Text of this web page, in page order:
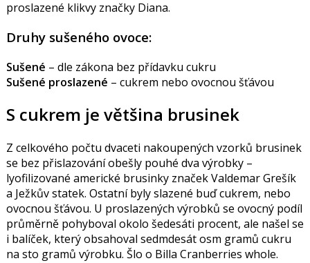
proslazené klikvy značky Diana.
Druhy sušeného ovoce:
Sušené – dle zákona bez přídavku cukru
Sušené proslazené – cukrem nebo ovocnou šťávou
S cukrem je většina brusinek
Z celkového počtu dvaceti nakoupených vzorků brusinek
se bez přislazování obešly pouhé dva výrobky –
lyofilizované americké brusinky značek Valdemar Grešík
a Ježkův statek. Ostatní byly slazené buď cukrem, nebo
ovocnou šťávou. U proslazených výrobků se ovocný podíl
průměrně pohyboval okolo šedesáti procent, ale našel se
i balíček, který obsahoval sedmdesát osm gramů cukru
na sto gramů výrobku. Šlo o Billa Cranberries whole.